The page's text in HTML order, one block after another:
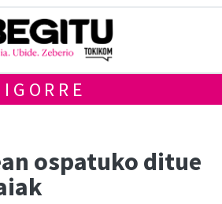
IGORRE
ospatuko ditue